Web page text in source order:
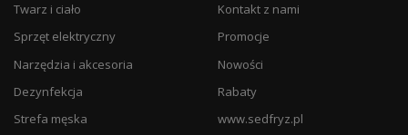
Twarz i ciało
Sprzęt elektryczny
Narzędzia i akcesoria
Dezynfekcja
Strefa męska
Kontakt z nami
Promocje
Nowości
Rabaty
www.sedfryz.pl